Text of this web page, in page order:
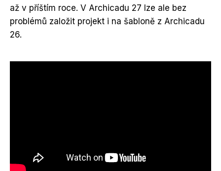
až v příštím roce. V Archicadu 27 lze ale bez
problémů založit projekt i na šabloně z Archicadu
26.